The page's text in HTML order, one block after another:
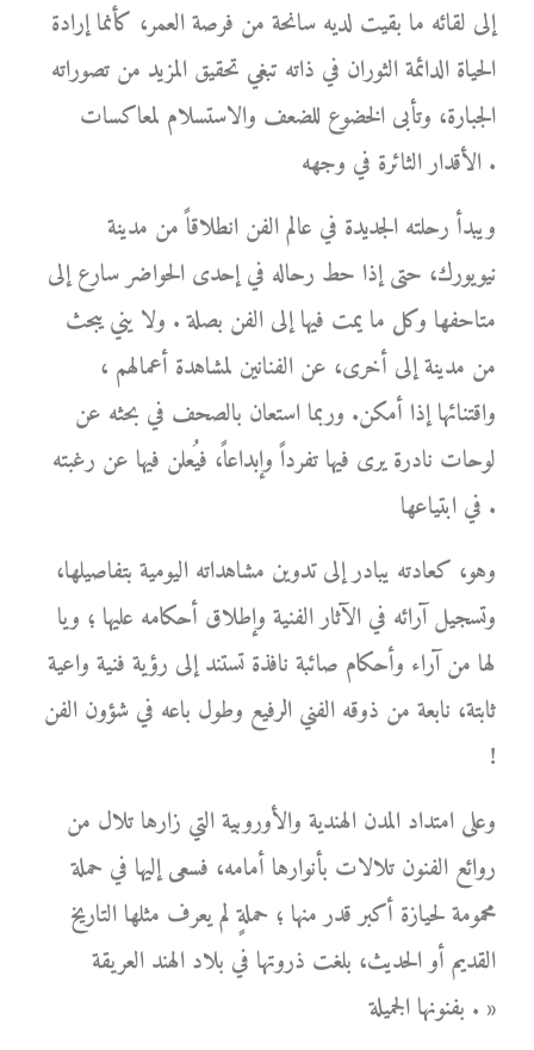
إلى لقائه ما بقيت لديه سانحة من فرصة العمر، كأنما إرادة
الحياة الدائمة الثوران في ذاته تبغي تحقيق المزيد من تصوراته
الجبارة، وتأبى الخضوع للضعف والاستسلام لمعاكسات
الأقدار الثائرة في وجهه .
ويبدأ رحلته الجديدة في عالم الفن انطلاقاً من مدينة
نيويورك، حتى إذا حط رحاله في إحدى الحواضر سارع إلى
متاحفها وكل ما يمت فيها إلى الفن بصلة . ولا يني يبحث
من مدينة إلى أخرى، عن الفنانين لمشاهدة أعمالهم ،
واقتنائها إذا أمكن. وربما استعان بالصحف في بحثه عن
لوحات نادرة يرى فيها تفرداً وإبداعاً، فيُعلن فيها عن رغبته
في ابتياعها .
وهو، كعادته يبادر إلى تدوين مشاهداته اليومية بتفاصيلها،
وتسجيل آرائه في الآثار الفنية وإطلاق أحكامه عليها ؛ ويا
لها من آراء وأحكام صائبة نافذة تستند إلى رؤية فنية واعية
ثابتة، نابعة من ذوقه الفني الرفيع وطول باعه في شؤون الفن
!
وعلى امتداد المدن الهندية والأوروبية التي زارها تلال من
روائع الفنون تلالات بأنوارها أمامه، فسعى إليها في حملة
محمومة لحيازة أكبر قدر منها ؛ حملةٍ لم يعرف مثلها التاريخ
القديم أو الحديث، بلغت ذروتها في بلاد الهند العريقة
بفنونها الجميلة . »